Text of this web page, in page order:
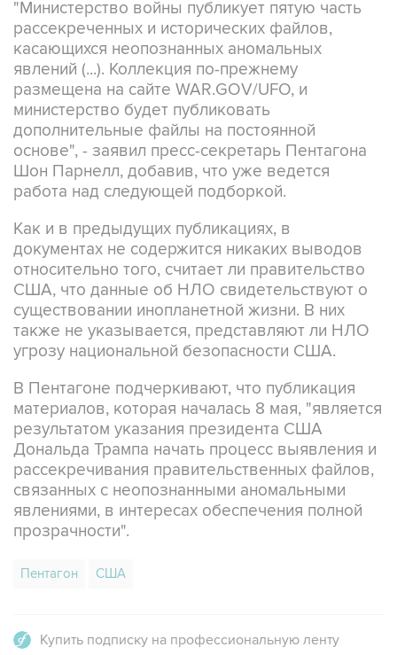
касающихся неопознанных аномальных
явлений (...). Коллекция по-прежнему
размещена на сайте WAR.GOV/UFO, и
министерство будет публиковать
дополнительные файлы на постоянной
основе", - заявил пресс-секретарь Пентагона
Шон Парнелл, добавив, что уже ведется
работа над следующей подборкой.
Как и в предыдущих публикациях, в
относительно того, считает ли правительство
США, что данные об НЛО свидетельствуют о
существовании инопланетной жизни. В них
также не указывается, представляют ли НЛО
угрозу национальной безопасности США.
В Пентагоне подчеркивают, что публикация
результатом указания президента США
Дональда Трампа начать процесс выявления и
рассекречивания правительственных файлов,
связанных с неопознанными аномальными
явлениями, в интересах обеспечения полной
прозрачности".
Пентагон США
Подписаться на рассылку главных новостей сайта